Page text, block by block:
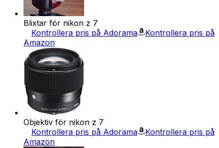
Blixtar för nikon z 7
Kontrollera pris på Adorama
Kontrollera pris på
Amazon
Objektiv för nikon z 7
Kontrollera pris på Adorama
Kontrollera pris på
Amazon